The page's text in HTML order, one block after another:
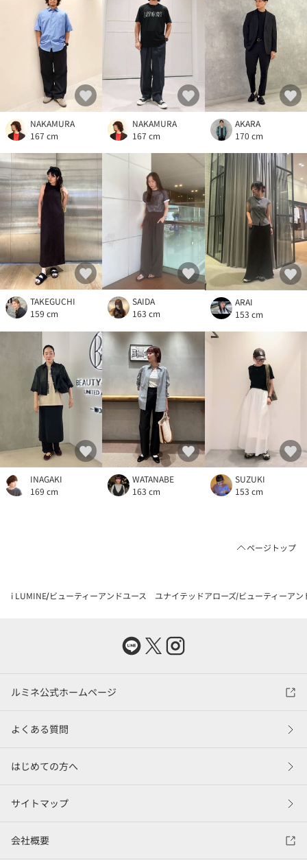
NAKAMURA
167 cm
NAKAMURA
167 cm
AKARA
170 cm
TAKEGUCHI
159 cm
SAIDA
163 cm
ARAI
153 cm
INAGAKI
169 cm
WATANABE
163 cm
SUZUKI
153 cm
ページトップ
i LUMINE ビューティーアンドユース ユナイテッドアローズ ビューティーア
ルミネ公式ホームページ
よくある質問
はじめての方へ
サイトマップ
会社概要